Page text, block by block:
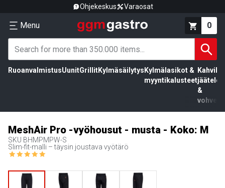
Ohjekeskus Varaosat
Menu 0
RuoanvalmistusUunitGrillitKylmäsäilytys Kylmälasikot &
myyntikalusteet
Kahvila,
jäätelö
&
vohvelit
MeshAir Pro -vyöhousut - musta - Koko: M
SKU BHMPMPW-S
Slim-fit-malli – täysin joustava vyötärö